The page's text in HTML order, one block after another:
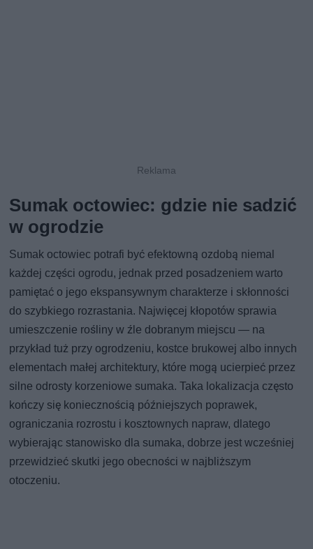
Sumak octowiec: gdzie nie sadzić
w ogrodzie
Sumak octowiec potrafi być efektowną ozdobą niemal
każdej części ogrodu, jednak przed posadzeniem warto
pamiętać o jego ekspansywnym charakterze i skłonności
do szybkiego rozrastania. Najwięcej kłopotów sprawia
umieszczenie rośliny w źle dobranym miejscu — na
przykład tuż przy ogrodzeniu, kostce brukowej albo innych
elementach małej architektury, które mogą ucierpieć przez
silne odrosty korzeniowe sumaka. Taka lokalizacja często
kończy się koniecznością późniejszych poprawek,
ograniczania rozrostu i kosztownych napraw, dlatego
wybierając stanowisko dla sumaka, dobrze jest wcześniej
przewidzieć skutki jego obecności w najbliższym
otoczeniu.